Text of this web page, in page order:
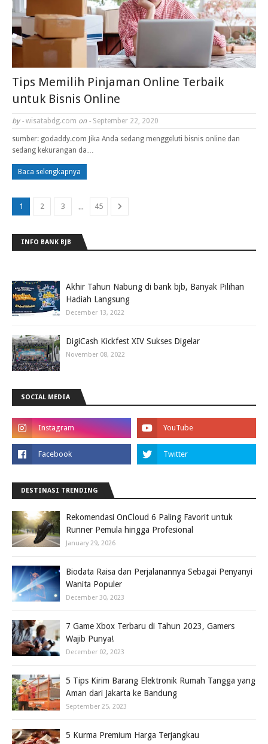
Tips Memilih Pinjaman Online Terbaik
untuk Bisnis Online
by - wisatabdg.com on - September 22, 2020
sumber: godaddy.com Jika Anda sedang menggeluti bisnis online dan
sedang kekurangan da…
Baca selengkapnya
1 2 3 ... 45
INFO BANK BJB
Akhir Tahun Nabung di bank bjb, Banyak Pilihan
Hadiah Langsung
December 13, 2022
DigiCash Kickfest XIV Sukses Digelar
November 08, 2022
SOCIAL MEDIA
DESTINASI TRENDING
Rekomendasi OnCloud 6 Paling Favorit untuk
Runner Pemula hingga Profesional
January 29, 2026
Biodata Raisa dan Perjalanannya Sebagai Penyanyi
Wanita Populer
December 30, 2023
7 Game Xbox Terbaru di Tahun 2023, Gamers
Wajib Punya!
December 02, 2023
5 Tips Kirim Barang Elektronik Rumah Tangga yang
Aman dari Jakarta ke Bandung
September 25, 2023
5 Kurma Premium Harga Terjangkau